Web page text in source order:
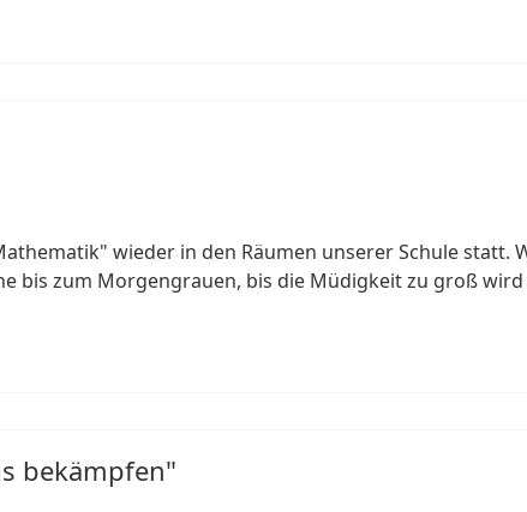
wieder in den Räumen unserer Schule statt.
bis zum Morgengrauen, bis die Müdigkeit zu groß
bekämpfen"